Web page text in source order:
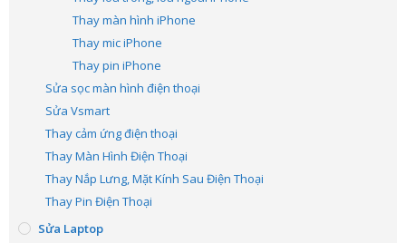
Thay màn hình iPhone
Thay mic iPhone
Thay pin iPhone
Sửa sọc màn hình điện thoại
Sửa Vsmart
Thay cảm ứng điện thoại
Thay Màn Hình Điện Thoại
Thay Nắp Lưng, Mặt Kính Sau Điện Thoại
Thay Pin Điện Thoại
Sửa Laptop